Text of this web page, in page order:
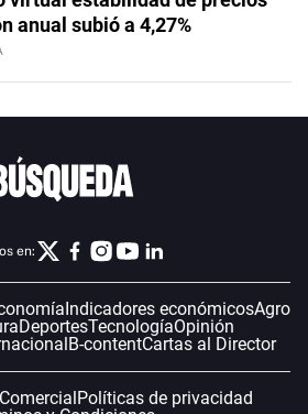
anual subió a 4,27%
en:
Indicadores económicosAgro
DeportesTecnologíaOpinión
B-contentCartas al Director
ComercialPolíticas de privacidad